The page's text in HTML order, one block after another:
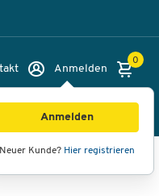
Anmelden
Anmelden
Neuer Kunde? Hier registrieren
0